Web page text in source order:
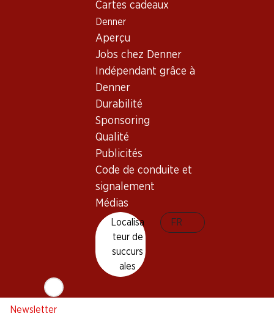
Cartes cadeaux
Denner
Aperçu
Jobs chez Denner
Indépendant grâce à
Denner
Durabilité
Sponsoring
Qualité
Publicités
Code de conduite et
signalement
Médias
Localisa
teur de
succurs
ales
FR
Haut de la page
Restez au courant grâce à la newsletter Denner. Inscrivez-
Abonner l'Hebdo Denner
Liste d'achats
Appli Denner
Newsletter
Localisateur de succursales